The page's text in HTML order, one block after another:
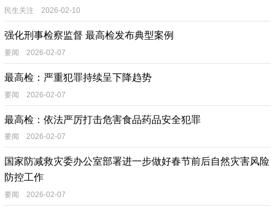
民生关注 2026-02-10
强化刑事检察监督 最高检发布典型案例
要闻 2026-02-07
最高检：严重犯罪持续呈下降趋势
要闻 2026-02-07
最高检：依法严厉打击危害食品药品安全犯罪
要闻 2026-02-07
国家防减救灾委办公室部署进一步做好春节前后自然灾害风险
防控工作
要闻 2026-02-07